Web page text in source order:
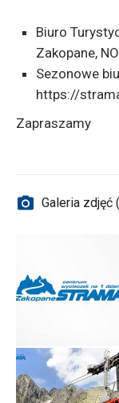
Biuro
Zakopane,
Sezonowe
https://
Zapraszamy
Galeria zdjęć